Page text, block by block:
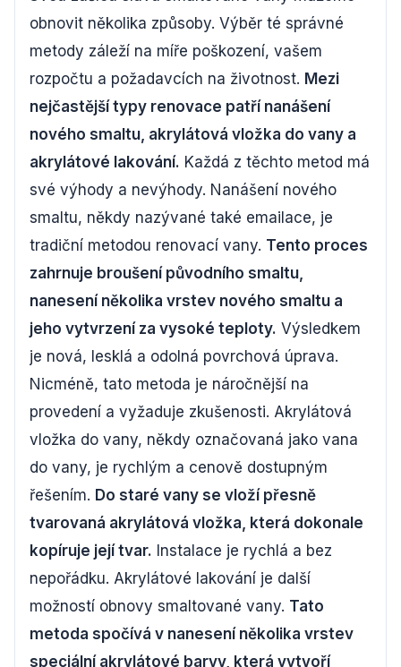
obnovit několika způsoby. Výběr té správné
metody záleží na míře poškození, vašem
rozpočtu a požadavcích na životnost. Mezi
nejčastější typy renovace patří nanášení
nového smaltu, akrylátová vložka do vany a
akrylátové lakování. Každá z těchto metod má
své výhody a nevýhody. Nanášení nového
smaltu, někdy nazývané také emailace, je
tradiční metodou renovací vany. Tento proces
zahrnuje broušení původního smaltu,
nanesení několika vrstev nového smaltu a
jeho vytvrzení za vysoké teploty. Výsledkem
je nová, lesklá a odolná povrchová úprava.
Nicméně, tato metoda je náročnější na
provedení a vyžaduje zkušenosti. Akrylátová
vložka do vany, někdy označovaná jako vana
do vany, je rychlým a cenově dostupným
řešením. Do staré vany se vloží přesně
tvarovaná akrylátová vložka, která dokonale
kopíruje její tvar. Instalace je rychlá a bez
nepořádku. Akrylátové lakování je další
možností obnovy smaltované vany. Tato
metoda spočívá v nanesení několika vrstev
speciální akrylátové barvy, která vytvoří